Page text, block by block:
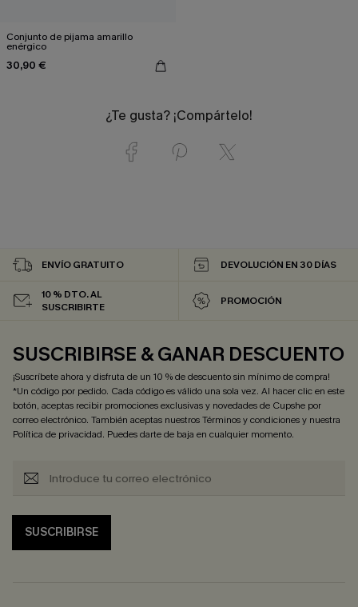
Conjunto de pijama amarillo
enérgico
30,90 €
¿Te gusta? ¡Compártelo!
ENVÍO GRATUITO DEVOLUCIÓN EN 30 DÍAS
10 % DTO. AL
SUSCRIBIRTE
PROMOCIÓN
SUSCRIBIRSE & GANAR DESCUENTO
¡Suscríbete ahora y disfruta de un 10 % de descuento sin mínimo de compra!
*Un código por pedido. Cada código es válido una sola vez. Al hacer clic en este
botón, aceptas recibir promociones exclusivas y novedades de Cupshe por
correo electrónico. También aceptas nuestrosTérminos y condicionesy nuestra
Política de privacidad. Puedes darte de baja en cualquier momento.
SUSCRIBIRSE